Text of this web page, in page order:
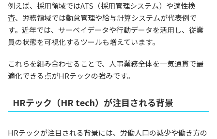
例えば、採用領域ではATS（採用管理システム）や適性検
査、労務領域では勤怠管理や給与計算システムが代表例で
す。近年では、サーベイデータや行動データを活用し、従業
員の状態を可視化するツールも増えています。
これらを組み合わせることで、人事業務全体を一気通貫で最
適化できる点がHRテックの強みです。
HRテック（HR tech）が注目される背景
HRテックが注目される背景には、労働人口の減少や働き方の